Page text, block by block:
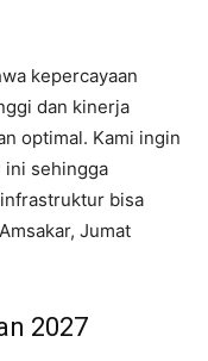
kepercayaan
dan kinerja
optimal. Kami ingin
ini sehingga
bisa
Jumat
2027